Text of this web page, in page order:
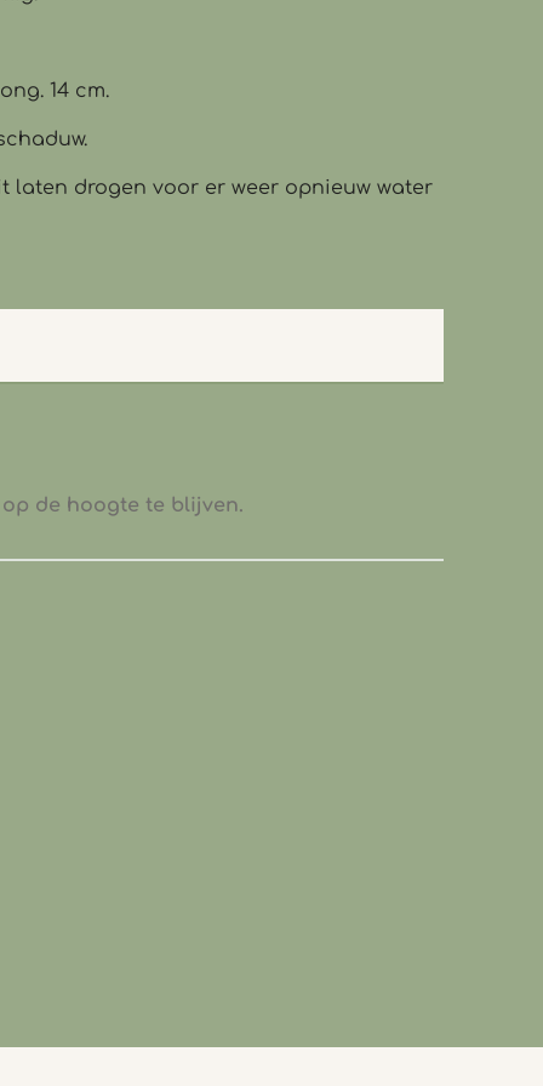
14 cm.
laten drogen voor er weer opnieuw water
op de hoogte te blijven.